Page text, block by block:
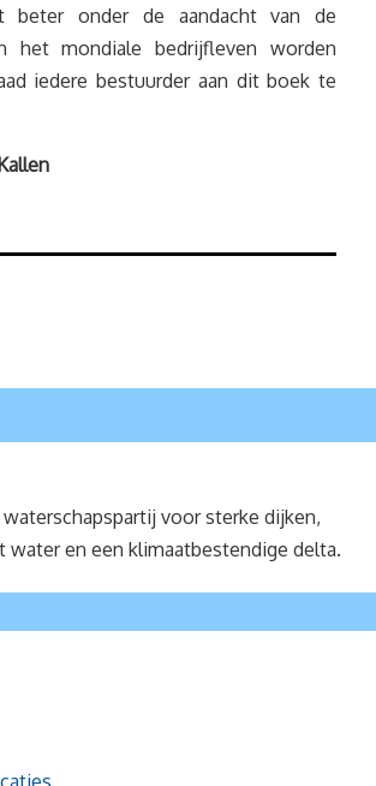
beter onder de aandacht van de
het mondiale bedrijfleven worden
iedere bestuurder aan dit boek te
voor sterke dijken,
water en een klimaatbestendige delta.